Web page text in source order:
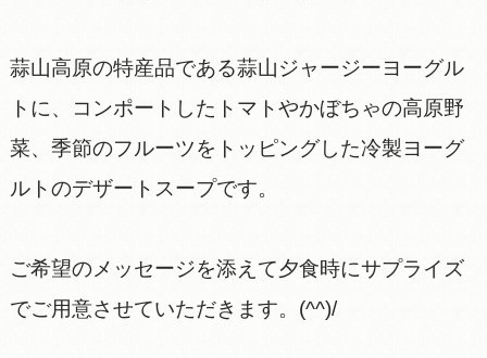
蒜山高原の特産品である蒜山ジャージーヨーグル
トに、コンポートしたトマトやかぼちゃの高原野
菜、季節のフルーツをトッピングした冷製ヨーグ
ルトのデザートスープです。
ご希望のメッセージを添えて夕食時にサプライズ
でご用意させていただきます。(^^)/